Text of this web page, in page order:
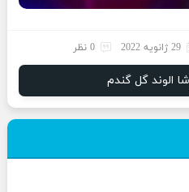
29 ژانویه 2022 0 نظر
الوند گل گندم